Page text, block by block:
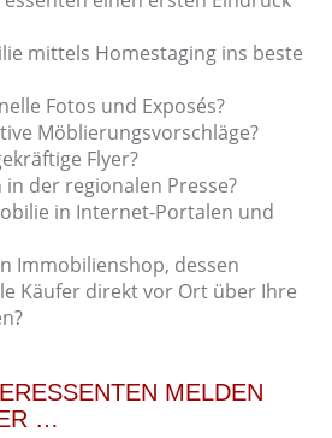
mittels Homestaging ins beste
Fotos und Exposés?
Möblierungsvorschläge?
Flyer?
in der regionalen Presse?
in Internet-Portalen und
Immobilienshop, dessen
Käufer direkt vor Ort über Ihre
MELDEN
…